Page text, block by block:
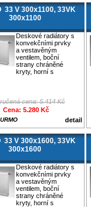
33 V 300x1100, 33VK
300x1100
Deskové radiátory s
konvekčními prvky
a vestavěným
ventilem, boční
strany chráněné
kryty, horní s
cena: 5.414 Kč
Cena: 5.280 Kč
detail
33 V 300x1600, 33VK
300x1600
Deskové radiátory s
konvekčními prvky
a vestavěným
ventilem, boční
strany chráněné
kryty, horní s